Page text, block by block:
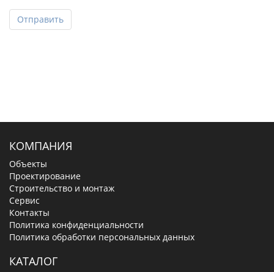
Отправить
КОМПАНИЯ
Объекты
Проектирование
Строительство и монтаж
Сервис
Контакты
Политика конфиденциальности
Политика обработки персональных данных
КАТАЛОГ